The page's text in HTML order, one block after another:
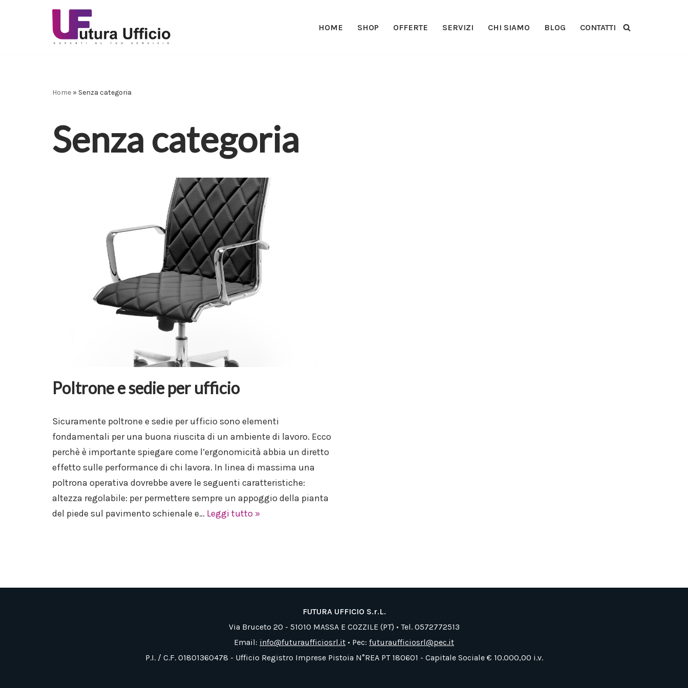
HOME SHOP OFFERTE SERVIZI CHI SIAMO BLOG CONTATTI
Home » Senza categoria
Senza categoria
Poltrone e sedie per ufficio
Sicuramente poltrone e sedie per ufficio sono elementi
fondamentali per una buona riuscita di un ambiente di lavoro. Ecco
perchè è importante spiegare come l’ergonomicità abbia un diretto
effetto sulle performance di chi lavora. In linea di massima una
poltrona operativa dovrebbe avere le seguenti caratteristiche:
altezza regolabile: per permettere sempre un appoggio della pianta
del piede sul pavimento schienale e… Leggi tutto »
FUTURA UFFICIO S.r.L.
Via Bruceto 20 - 51010 MASSA E COZZILE (PT) • Tel. 0572772513
Email: info@futuraufficiosrl.it • Pec: futuraufficiosrl@pec.it
P.I. / C.F. 01801360478 - Ufficio Registro Imprese Pistoia N°REA PT 180601 - Capitale Sociale € 10.000,00 i.v.